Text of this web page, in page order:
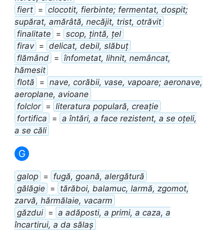
fiert = clocotit, fierbinte; fermentat, dospit;
supărat, amărâtă, necăjit, trist, otrăvit
finalitate = scop, țintă, țel
firav = delicat, debil, slăbuț
flămând = înfometat, lihnit, nemâncat,
hămesit
flotă = nave, corăbii, vase, vapoare; aeronave,
aeroplane, avioane
folclor = literatura populară, creație
fortifica = a întări, a face rezistent, a se oțeli,
a se căli
G
galop = fugă, goană, alergătură
gălăgie = tărăboi, balamuc, larmă, zgomot,
zarvă, hărmălaie, vacarm
găzdui = a adăposti, a primi, a caza, a
încartirui, a da sălaș